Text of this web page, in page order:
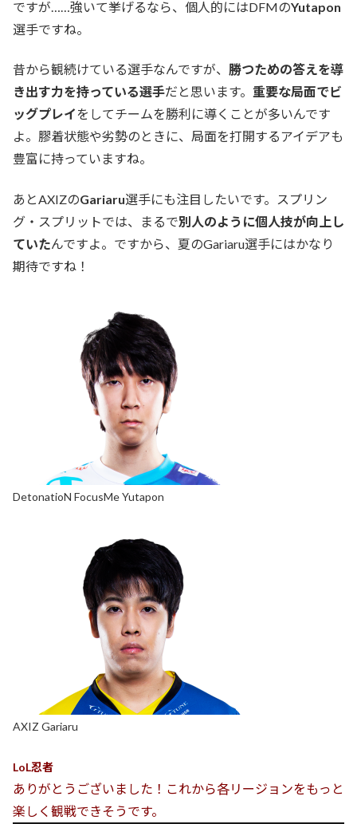
ですが……強いて挙げるなら、個人的にはDFMのYutapon
選手ですね。
昔から観続けている選手なんですが、 勝つための答えを導
き出す力を持っている選手だと思います。 重要な局面でビ
ッグプレイをしてチームを勝利に導くことが多いんです
よ。膠着状態や劣勢のときに、局面を打開するアイデアも
豊富に持っていますね。
あとAXIZのGariaru選手にも注目したいです。スプリン
グ・スプリットでは、まるで別人のように個人技が向上し
ていたんですよ。ですから、夏のGariaru選手にはかなり
期待ですね！
DetonatioN FocusMe Yutapon
AXIZ Gariaru
LoL忍者
ありがとうございました！これから各リージョンをもっと
楽しく観戦できそうです。